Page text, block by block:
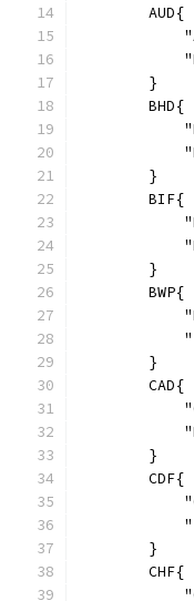
        AUD{
        }
        BHD{
        }
        BIF{
        }
        BWP{
        }
        CAD{
        }
        CDF{
        }
        CHF{